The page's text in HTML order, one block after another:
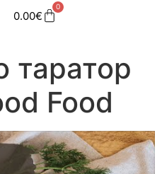
0.00€
0
таратор
Food